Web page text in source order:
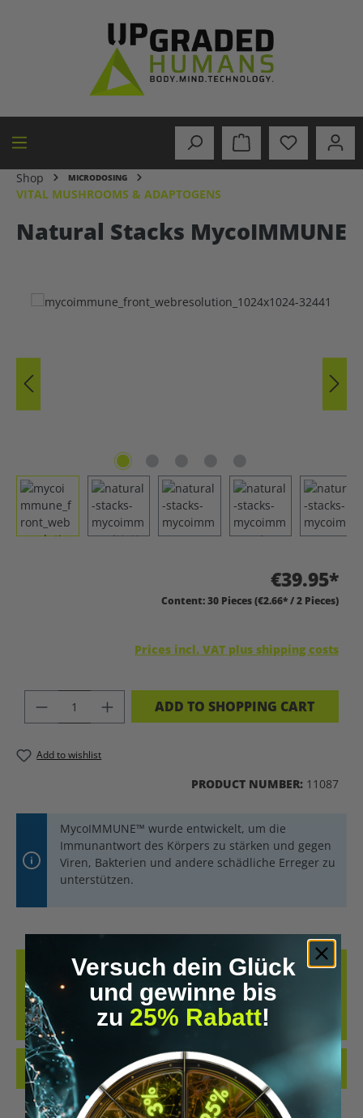
Shop MICRODOSING
VITAL MUSHROOMS & ADAPTOGENS
Natural Stacks MycoIMMUNE
Skip image gallery
€39.95*
Content:30 Pieces(€2.66* / 2 Pieces)
Prices incl. VAT plus shipping costs
PRODUCT QUANTITY: ENTER THE
ADD TO SHOPPING CART
Add to wishlist
PRODUCT NUMBER: 11087
MycoIMMUNE™ wurde entwickelt, um die
Immunantwort des Körpers zu stärken und gegen
Viren, Bakterien und andere schädliche Erreger zu
unterstützen.
DESCRIPTION
MYCOIMMUNE™ – NATURAL IMMUNE SUPPORT MYCOIMMUNE™
WAS DEVELOPED TO STRENGTHEN THE IMMUNE SYSTEM AND
SUPPORT THE BODY IN FIGHT…MORE
REVIEWS
Versuch dein Glück
und gewinne bis
zu 25% Rabatt!